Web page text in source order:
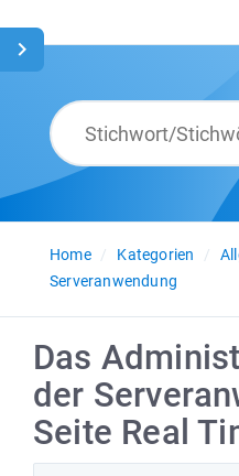
Glossar
Home
Kategorien
Serveranwendung
Das
der
Seite Real